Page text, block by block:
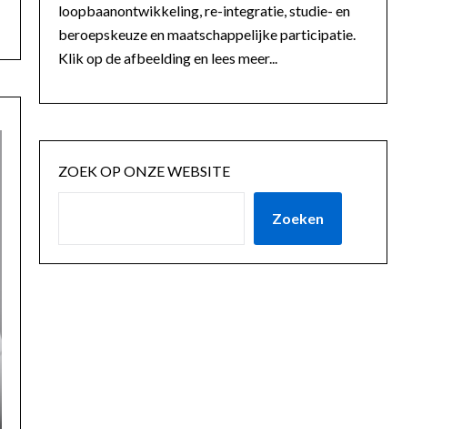
loopbaanontwikkeling, re-integratie, studie- en
beroepskeuze en maatschappelijke participatie.
Klik op de afbeelding en lees meer...
ZOEK OP ONZE WEBSITE
Zoeken